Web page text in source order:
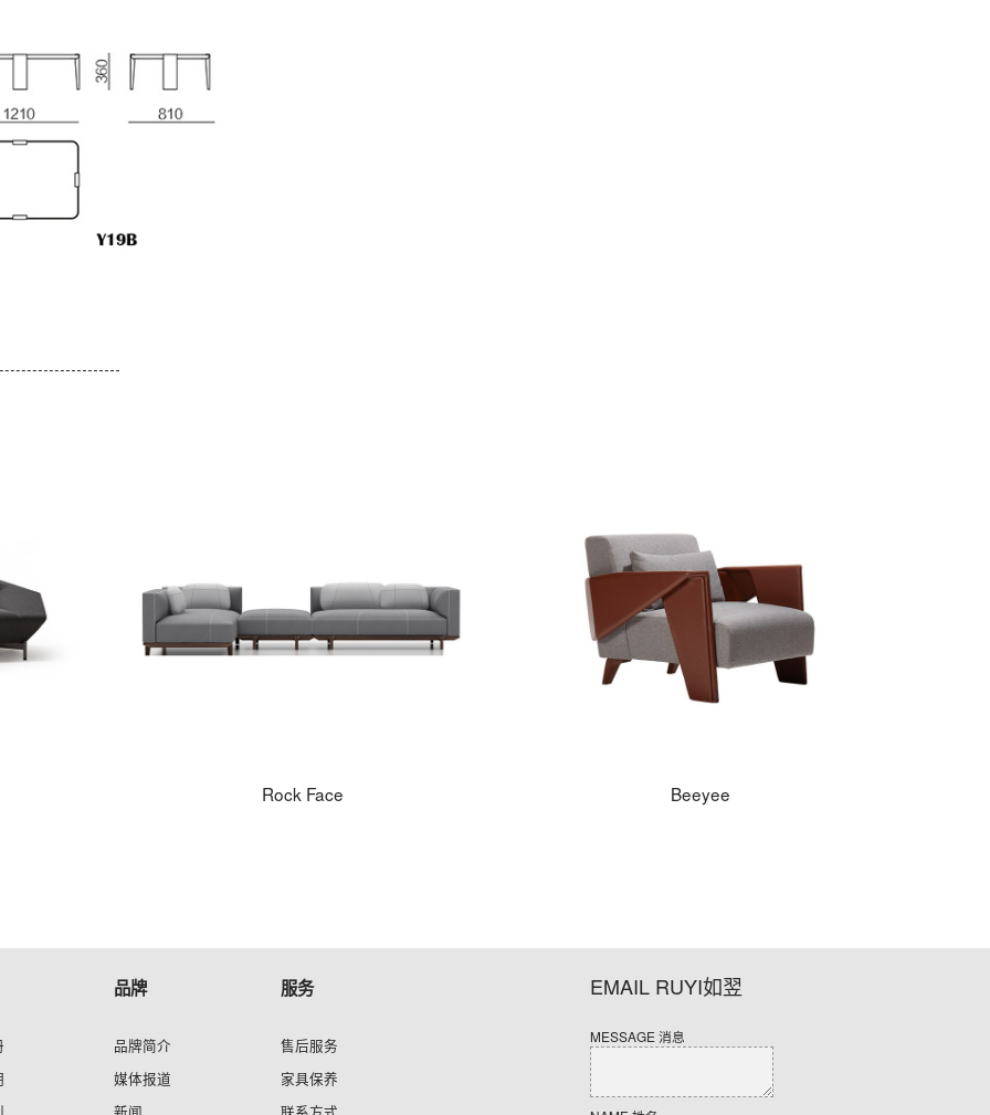
Rock Face Beeyee
品牌
品牌简介
媒体报道
服务
售后服务
家具保养
EMAIL RUYI如翌
MESSAGE 消息